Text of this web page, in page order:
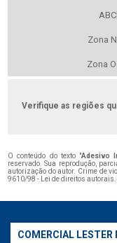
Zona
Zona
Verifique as regiões
O conteúdo do texto "Adesivo
reservado. Sua reprodução,
autorização do autor. Crime de
9610/98 - Lei de direitos autorais.
COMERCIAL